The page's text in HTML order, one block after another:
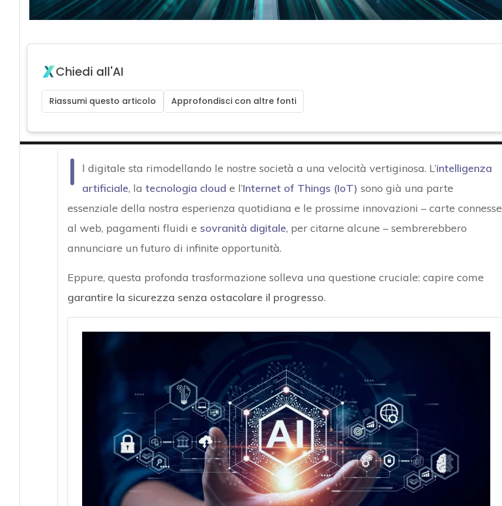
Chiedi all'AI
Riassumi questo articolo Approfondisci con altre fonti
I l digitale sta rimodellando le nostre società a una velocità vertiginosa. L’intelligenza
artificiale, la tecnologia cloud e l’Internet of Things (IoT) sono già una parte
essenziale della nostra esperienza quotidiana e le prossime innovazioni – carte connesse
al web, pagamenti fluidi e sovranità digitale, per citarne alcune – sembrerebbero
annunciare un futuro di infinite opportunità.
Eppure, questa profonda trasformazione solleva una questione cruciale: capire come
garantire la sicurezza senza ostacolare il progresso.